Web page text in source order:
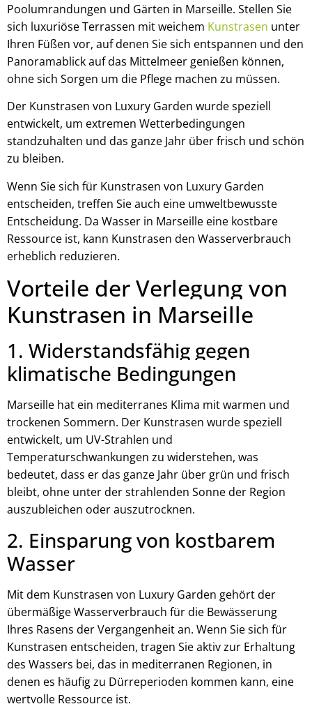
Poolumrandungen und Gärten in Marseille. Stellen Sie
sich luxuriöse Terrassen mit weichem Kunstrasen unter
Ihren Füßen vor, auf denen Sie sich entspannen und den
Panoramablick auf das Mittelmeer genießen können,
ohne sich Sorgen um die Pflege machen zu müssen.
Der Kunstrasen von Luxury Garden wurde speziell
entwickelt, um extremen Wetterbedingungen
standzuhalten und das ganze Jahr über frisch und schön
zu bleiben.
Wenn Sie sich für Kunstrasen von Luxury Garden
entscheiden, treffen Sie auch eine umweltbewusste
Entscheidung. Da Wasser in Marseille eine kostbare
Ressource ist, kann Kunstrasen den Wasserverbrauch
erheblich reduzieren.
Vorteile der Verlegung von
Kunstrasen in Marseille
1. Widerstandsfähig gegen
klimatische Bedingungen
Marseille hat ein mediterranes Klima mit warmen und
trockenen Sommern. Der Kunstrasen wurde speziell
entwickelt, um UV-Strahlen und
Temperaturschwankungen zu widerstehen, was
bedeutet, dass er das ganze Jahr über grün und frisch
bleibt, ohne unter der strahlenden Sonne der Region
auszubleichen oder auszutrocknen.
2. Einsparung von kostbarem
Wasser
Mit dem Kunstrasen von Luxury Garden gehört der
übermäßige Wasserverbrauch für die Bewässerung
Ihres Rasens der Vergangenheit an. Wenn Sie sich für
Kunstrasen entscheiden, tragen Sie aktiv zur Erhaltung
des Wassers bei, das in mediterranen Regionen, in
denen es häufig zu Dürreperioden kommen kann, eine
wertvolle Ressource ist.